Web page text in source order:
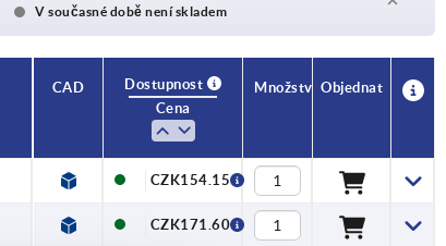
45
V současné době není skladem
CAD
Dostupnost
Cena
Množství Objednat
CZK154.15
CZK171.60